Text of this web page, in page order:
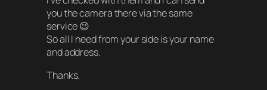
you the camera there via the same
service 😉
So all I need from your side is your name
and address.
Thanks.